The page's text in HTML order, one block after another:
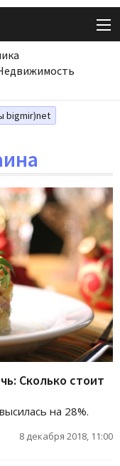
bigmir)net
Сколько стоит
на 28%.
8 декабря 2018, 11:00